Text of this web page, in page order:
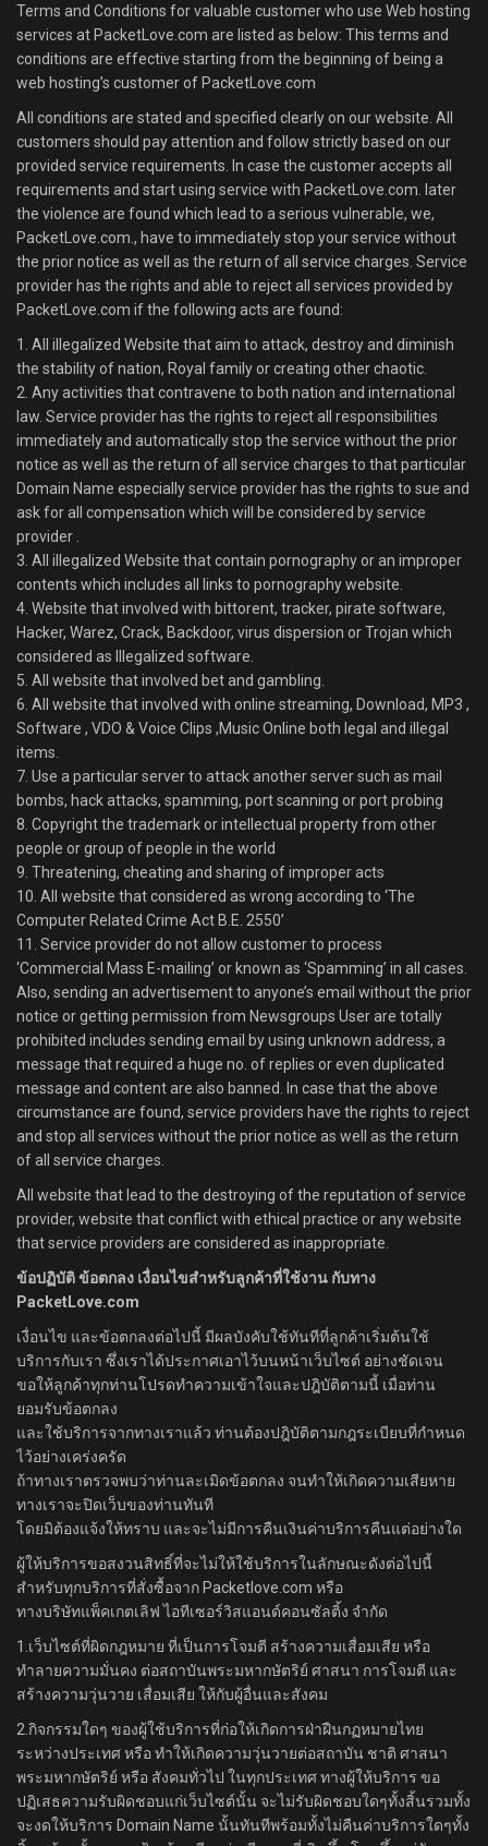
Terms and Conditions for valuable customer who use Web hosting
services at PacketLove.com are listed as below: This terms and
conditions are effective starting from the beginning of being a
web hosting’s customer of PacketLove.com
All conditions are stated and specified clearly on our website. All
customers should pay attention and follow strictly based on our
provided service requirements. In case the customer accepts all
requirements and start using service with PacketLove.com. later
the violence are found which lead to a serious vulnerable, we,
PacketLove.com., have to immediately stop your service without
the prior notice as well as the return of all service charges. Service
provider has the rights and able to reject all services provided by
PacketLove.com if the following acts are found:
1. All illegalized Website that aim to attack, destroy and diminish
the stability of nation, Royal family or creating other chaotic.
2. Any activities that contravene to both nation and international
law. Service provider has the rights to reject all responsibilities
immediately and automatically stop the service without the prior
notice as well as the return of all service charges to that particular
Domain Name especially service provider has the rights to sue and
ask for all compensation which will be considered by service
provider .
3. All illegalized Website that contain pornography or an improper
contents which includes all links to pornography website.
4. Website that involved with bittorent, tracker, pirate software,
Hacker, Warez, Crack, Backdoor, virus dispersion or Trojan which
considered as Illegalized software.
5. All website that involved bet and gambling.
6. All website that involved with online streaming, Download, MP3 ,
Software , VDO & Voice Clips ,Music Online both legal and illegal
items.
7. Use a particular server to attack another server such as mail
bombs, hack attacks, spamming, port scanning or port probing
8. Copyright the trademark or intellectual property from other
people or group of people in the world
9. Threatening, cheating and sharing of improper acts
10. All website that considered as wrong according to ‘The
Computer Related Crime Act B.E. 2550’
11. Service provider do not allow customer to process
‘Commercial Mass E-mailing’ or known as ‘Spamming’ in all cases.
Also, sending an advertisement to anyone’s email without the prior
notice or getting permission from Newsgroups User are totally
prohibited includes sending email by using unknown address, a
message that required a huge no. of replies or even duplicated
message and content are also banned. In case that the above
circumstance are found, service providers have the rights to reject
and stop all services without the prior notice as well as the return
of all service charges.
All website that lead to the destroying of the reputation of service
provider, website that conflict with ethical practice or any website
that service providers are considered as inappropriate.
ข้อปฏิบัติ ข้อตกลง เงื่อนไขสำหรับลูกค้าที่ใช้งาน กับทาง
PacketLove.com
เงื่อนไข และข้อตกลงต่อไปนี้ มีผลบังคับใช้ทันทีที่ลูกค้าเริ่มต้นใช้
บริการกับเรา ซึ่งเราได้ประกาศเอาไว้บนหน้าเว็บไซต์ อย่างชัดเจน
ขอให้ลูกค้าทุกท่านโปรดทำความเข้าใจและปฎิบัติตามนี้ เมื่อท่าน
ยอมรับข้อตกลง
และใช้บริการจากทางเราแล้ว ท่านต้องปฎิบัติตามกฎระเบียบที่กำหนด
ไว้อย่างเคร่งครัด
ถ้าทางเราตรวจพบว่าท่านละเมิดข้อตกลง จนทำให้เกิดความเสียหาย
ทางเราจะปิดเว็บของท่านทันที
โดยมิต้องแจ้งให้ทราบ และจะไม่มีการคืนเงินค่าบริการคืนแต่อย่างใด
ผู้ให้บริการขอสงวนสิทธิ์ที่จะไม่ให้ใช้บริการในลักษณะดังต่อไปนี้
สำหรับทุกบริการที่สั่งซื้อจาก Packetlove.com หรือ
ทางบริษัทแพ็คเกตเลิฟ ไอทีเซอร์วิสแอนด์คอนซัลติ้ง จำกัด
1.เว็บไซต์ที่ผิดกฎหมาย ที่เป็นการโจมตี สร้างความเสื่อมเสีย หรือ
ทำลายความมั่นคง ต่อสถาบันพระมหากษัตริย์ ศาสนา การโจมตี และ
สร้างความวุ่นวาย เสื่อมเสีย ให้กับผู้อื่นและสังคม
2.กิจกรรมใดๆ ของผู้ใช้บริการที่ก่อให้เกิดการฝ่าฝืนกฏหมายไทย
ระหว่างประเทศ หรือ ทำให้เกิดความวุ่นวายต่อสถาบัน ชาติ ศาสนา
พระมหากษัตริย์ หรือ สังคมทั่วไป ในทุกประเทศ ทางผู้ให้บริการ ขอ
ปฏิเสธความรับผิดชอบแก่เว็บไซต์นั้น จะไม่รับผิดชอบใดๆทั้งสิ้นรวมทั้ง
จะงดให้บริการ Domain Name นั้นทันทีพร้อมทั้งไม่คืนค่าบริการใดๆทั้ง